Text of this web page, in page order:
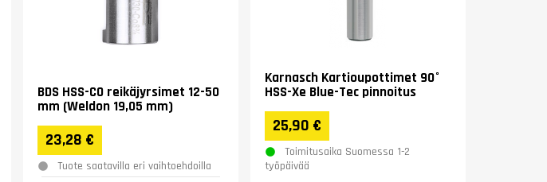
BDS HSS-CO reikäjyrsimet 12-50
mm (Weldon 19,05 mm)
23,28 €
Tuote saatavilla eri vaihtoehdoilla
Karnasch Kartioupottimet 90°
HSS-Xe Blue-Tec pinnoitus
25,90 €
Toimitusaika Suomessa 1-2
työpäivää